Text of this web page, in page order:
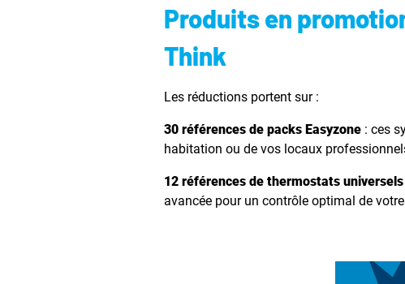
Produits en
Think
Les réductions portent sur :
30 références de packs Easyzone: ces
habitation ou de vos locaux
12 références de thermostats
avancée pour un contrôle optimal de